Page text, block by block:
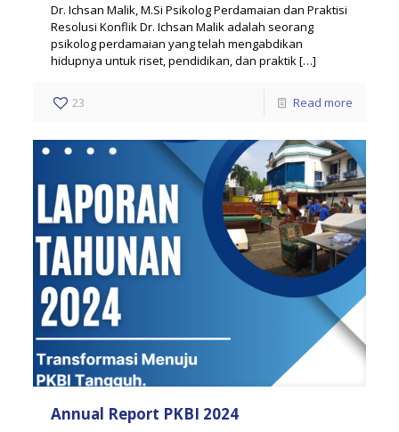
Dr. Ichsan Malik, M.Si Psikolog Perdamaian dan Praktisi
Resolusi Konflik Dr. Ichsan Malik adalah seorang
psikolog perdamaian yang telah mengabdikan
hidupnya untuk riset, pendidikan, dan praktik[…]
23 Read more
Annual Report PKBI 2024